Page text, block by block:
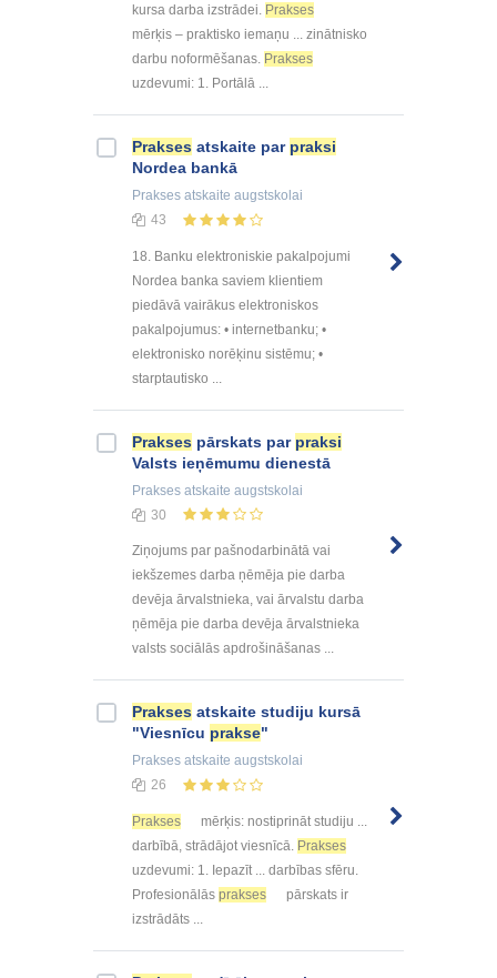
kursa darba izstrādei. Prakses
mērķis – praktisko iemaņu ... zinātnisko
darbu noformēšanas. Prakses
uzdevumi: 1. Portālā ...
Prakses atskaite par praksi
Nordea bankā
Prakses atskaite augstskolai
43
18. Banku elektroniskie pakalpojumi
Nordea banka saviem klientiem
piedāvā vairākus elektroniskos
pakalpojumus: • internetbanku; •
elektronisko norēķinu sistēmu; •
starptautisko ...
Prakses pārskats par praksi
Valsts ieņēmumu dienestā
Prakses atskaite augstskolai
30
Ziņojums par pašnodarbinātā vai
iekšzemes darba ņēmēja pie darba
devēja ārvalstnieka, vai ārvalstu darba
ņēmēja pie darba devēja ārvalstnieka
valsts sociālās apdrošināšanas ...
Prakses atskaite studiju kursā
"Viesnīcu prakse"
Prakses atskaite augstskolai
26
Prakses
mērķis: nostiprināt studiju ...
darbībā, strādājot viesnīcā. Prakses
uzdevumi: 1. Iepazīt ... darbības sfēru.
Profesionālās prakses
pārskats ir
izstrādāts ...